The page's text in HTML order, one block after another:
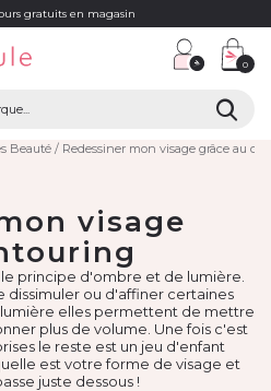
gratuits en magasin
0
Beauté Redessiner mon visage grâce au
visage
principe d'ombre et de lumière.
dissimuler ou d'affiner certaines
lumière elles permettent de mettre
plus de volume. Une fois c'est
le reste est un jeu d'enfant
est votre forme de visage et
juste dessous !